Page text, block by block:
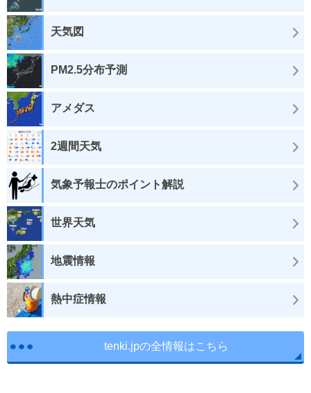
天気図
PM2.5分布予測
アメダス
2週間天気
気象予報士のポイント解説
世界天気
地震情報
熱中症情報
tenki.jpの全情報はこちら